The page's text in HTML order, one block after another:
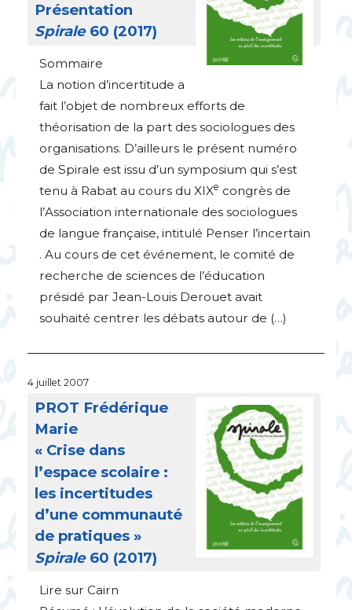
Présentation
Spirale60 (2017)
Sommaire
La notion d’incertitude a
fait l’objet de nombreux efforts de
théorisation de la part des sociologues des
organisations. D’ailleurs le présent numéro
de Spirale est issu d’un symposium qui s’est
tenu à Rabat au cours du XIXe congrès de
l’Association internationale des sociologues
de langue française, intitulé Penser l’incertain
. Au cours de cet événement, le comité de
recherche de sciences de l’éducation
présidé par Jean-Louis Derouet avait
souhaité centrer les débats autour de (…)
4 juillet 2007
PROT Frédérique
Marie
« Crise dans
l’espace scolaire :
les incertitudes
d’une communauté
de pratiques »
Spirale60 (2017)
Lire sur Cairn